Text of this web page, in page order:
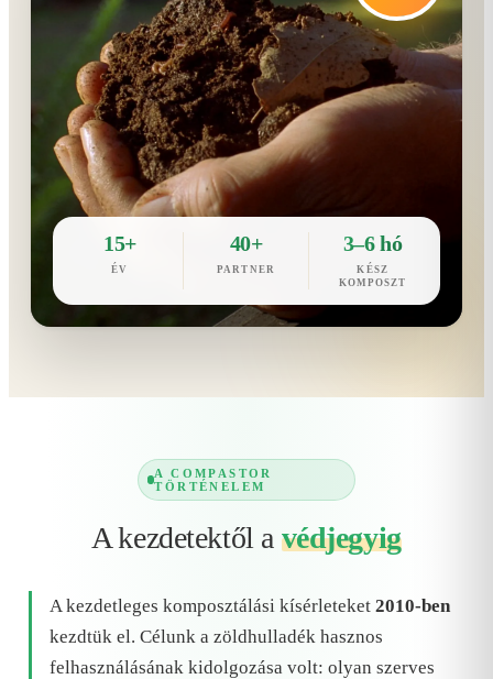
15+
ÉV
40+
PARTNER
3–6 hó
KÉSZ
KOMPOSZT
A COMPASTOR
TÖRTÉNELEM
A kezdetektől a védjegyig
A kezdetleges komposztálási kísérleteket 2010-ben
kezdtük el. Célunk a zöldhulladék hasznos
felhasználásának kidolgozása volt: olyan szerves